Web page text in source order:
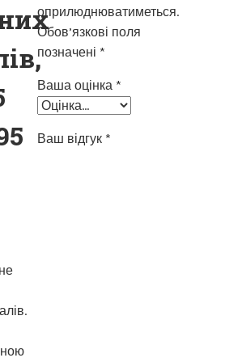
оприлюднюватиметься.
Обов’язкові поля
позначені *
Ваша оцінка *
Ваш відгук *